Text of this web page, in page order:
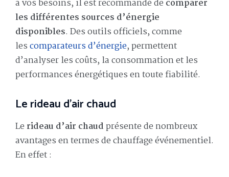
à vos besoins, il est recommandé de comparer
les différentes sources d’énergie
disponibles. Des outils officiels, comme
lescomparateurs d’énergie, permettent
d’analyser les coûts, la consommation et les
performances énergétiques en toute fiabilité.
Le rideau d’air chaud
Le rideau d’air chaudprésente de nombreux
avantages en termes de chauffage événementiel.
En effet :